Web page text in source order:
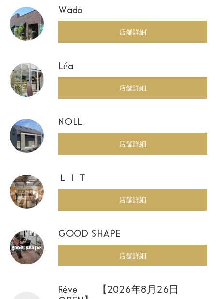
Wado
店舗詳細
Léa
店舗詳細
NOLL
店舗詳細
ＬＩＴ
店舗詳細
GOOD SHAPE
店舗詳細
Réve 【2026年8月26日